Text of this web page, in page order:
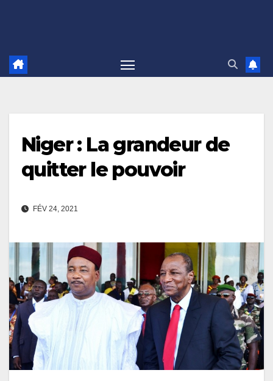
Niger : La grandeur de
quitter le pouvoir
FÉV 24, 2021